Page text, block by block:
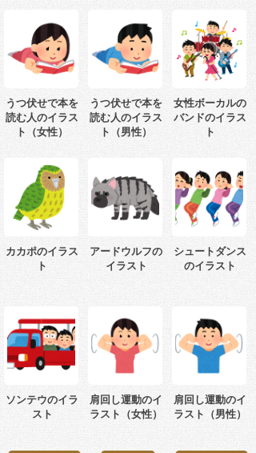
うつ伏せで本を
読む人のイラス
ト（女性）
うつ伏せで本を
読む人のイラス
ト（男性）
女性ボーカルの
バンドのイラス
ト
カカポのイラス
ト
アードウルフの
イラスト
シュートダンス
のイラスト
ソンテウのイラ
スト
肩回し運動のイ
ラスト（女性）
肩回し運動のイ
ラスト（男性）